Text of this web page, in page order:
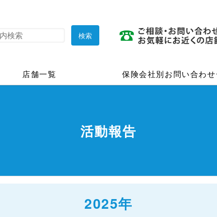
店舗一覧 保険会社別お問い合わ
活動報告
2025年